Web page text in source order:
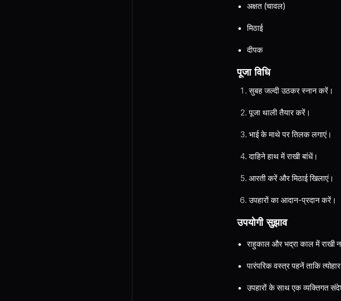
अक्षत (चावल)
मिठाई
दीपक
पूजा विधि
सुबह जल्दी उठकर स्नान करें।
पूजा थाली तैयार करें।
भाई के माथे पर तिलक लगाएं।
दाहिने हाथ में राखी बांधें।
आरती करें और मिठाई खिलाएं।
उपहारों का आदान-प्रदान करें।
उपयोगी सुझाव
राहुकाल और भद्रा काल में राखी
पारंपरिक वस्त्र पहनें ताकि
उपहारों के साथ एक व्यक्तिगत